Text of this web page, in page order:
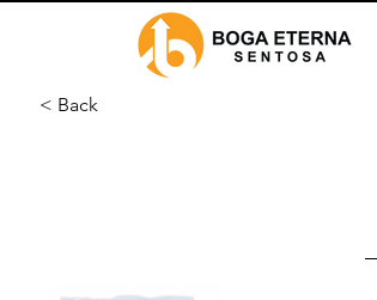
< Back